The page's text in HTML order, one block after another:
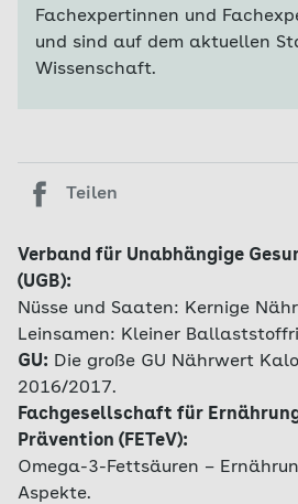
Fachexpertinnen und
und sind auf dem aktuellen
Wissenschaft.
Teilen
Verband für Unabhängige
(UGB):
Nüsse und Saaten: Kernige
Leinsamen: Kleiner
GU: Die große GU Nährwert
2016/2017.
Fachgesellschaft für
Prävention (FETeV):
Omega-3-Fettsäuren –
Aspekte.